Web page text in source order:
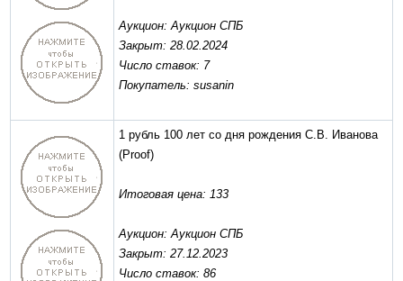
Аукцион: Аукцион СПБ
Закрыт: 28.02.2024
Число ставок: 7
Покупатель: susanin
1 рубль 100 лет со дня рождения С.В. Иванова
(Proof)
Итоговая цена: 133
Аукцион: Аукцион СПБ
Закрыт: 27.12.2023
Число ставок: 86